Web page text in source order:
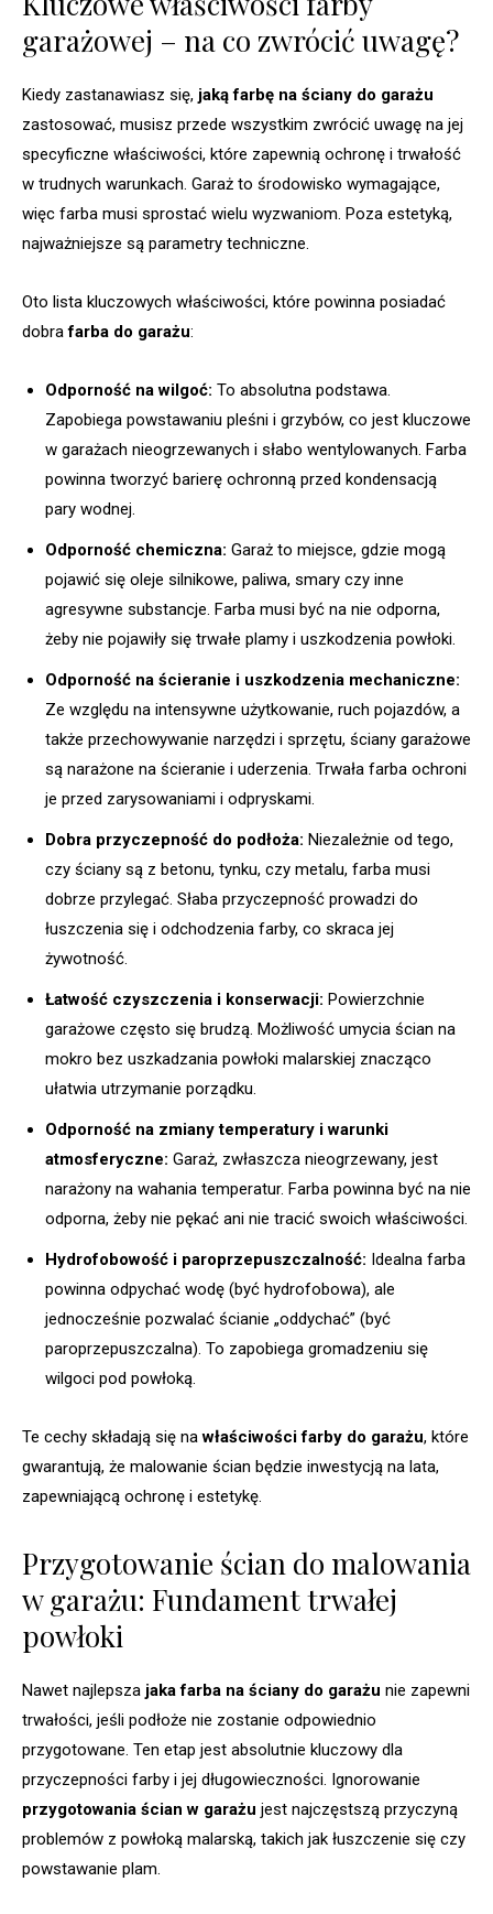
garażowej – na co zwrócić uwagę?
Kiedy zastanawiasz się, jaką farbę na ściany do garażu
zastosować, musisz przede wszystkim zwrócić uwagę na jej
specyficzne właściwości, które zapewnią ochronę i trwałość
w trudnych warunkach. Garaż to środowisko wymagające,
więc farba musi sprostać wielu wyzwaniom. Poza estetyką,
najważniejsze są parametry techniczne.
Oto lista kluczowych właściwości, które powinna posiadać
dobrafarba do garażu:
Odporność na wilgoć: To absolutna podstawa.
Zapobiega powstawaniu pleśni i grzybów, co jest kluczowe
w garażach nieogrzewanych i słabo wentylowanych. Farba
powinna tworzyć barierę ochronną przed kondensacją
pary wodnej.
Odporność chemiczna: Garaż to miejsce, gdzie mogą
pojawić się oleje silnikowe, paliwa, smary czy inne
agresywne substancje. Farba musi być na nie odporna,
żeby nie pojawiły się trwałe plamy i uszkodzenia powłoki.
Odporność na ścieranie i uszkodzenia mechaniczne:
Ze względu na intensywne użytkowanie, ruch pojazdów, a
także przechowywanie narzędzi i sprzętu, ściany garażowe
są narażone na ścieranie i uderzenia. Trwała farba ochroni
je przed zarysowaniami i odpryskami.
Dobra przyczepność do podłoża: Niezależnie od tego,
czy ściany są z betonu, tynku, czy metalu, farba musi
dobrze przylegać. Słaba przyczepność prowadzi do
łuszczenia się i odchodzenia farby, co skraca jej
żywotność.
Łatwość czyszczenia i konserwacji: Powierzchnie
garażowe często się brudzą. Możliwość umycia ścian na
mokro bez uszkadzania powłoki malarskiej znacząco
ułatwia utrzymanie porządku.
Odporność na zmiany temperatury i warunki
atmosferyczne: Garaż, zwłaszcza nieogrzewany, jest
narażony na wahania temperatur. Farba powinna być na nie
odporna, żeby nie pękać ani nie tracić swoich właściwości.
Hydrofobowość i paroprzepuszczalność: Idealna farba
powinna odpychać wodę (być hydrofobowa), ale
jednocześnie pozwalać ścianie „oddychać” (być
paroprzepuszczalna). To zapobiega gromadzeniu się
wilgoci pod powłoką.
Te cechy składają się nawłaściwości farby do garażu, które
gwarantują, że malowanie ścian będzie inwestycją na lata,
zapewniającą ochronę i estetykę.
Przygotowanie ścian do malowania
w garażu: Fundament trwałej
powłoki
Nawet najlepsza jaka farba na ściany do garażu nie zapewni
trwałości, jeśli podłoże nie zostanie odpowiednio
przygotowane. Ten etap jest absolutnie kluczowy dla
przyczepności farby i jej długowieczności. Ignorowanie
przygotowania ścian w garażu jest najczęstszą przyczyną
problemów z powłoką malarską, takich jak łuszczenie się czy
powstawanie plam.